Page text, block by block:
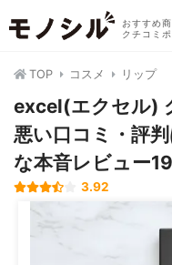
おすすめ
クチコミ
TOP コスメ リップ
excel(エクセル)
悪い口コミ・評
な本音レビュー
3.92